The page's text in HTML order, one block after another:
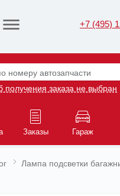
+7 (495)
номеру автозапчасти
получения заказа не выбран
Заказы Гараж
Лампа подсветки